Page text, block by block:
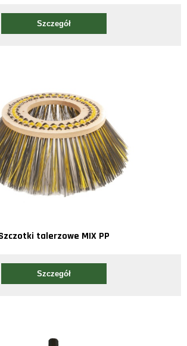
Szczegół
talerzowe MIX PP
Szczegół